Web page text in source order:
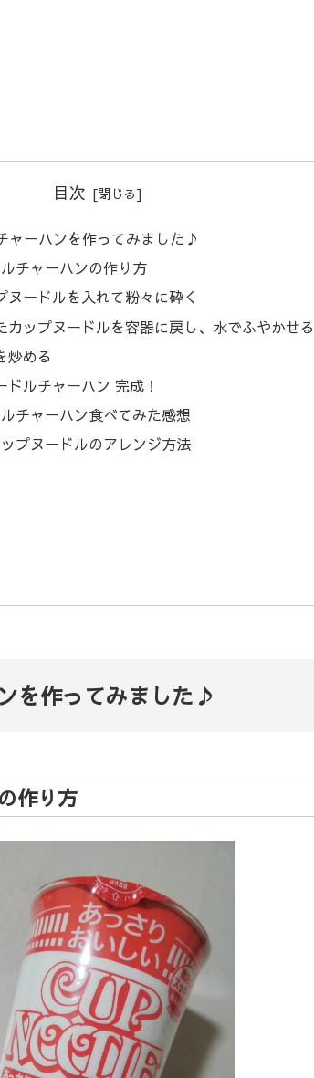
目次
ャーハンを作ってみました♪
チャーハンの作り方
ヌードルを入れて粉々に砕く
カップヌードルを容器に戻し、水でふやかせる
炒める
ドルチャーハン 完成！
チャーハン食べてみた感想
プヌードルのアレンジ方法
を作ってみました♪
作り方